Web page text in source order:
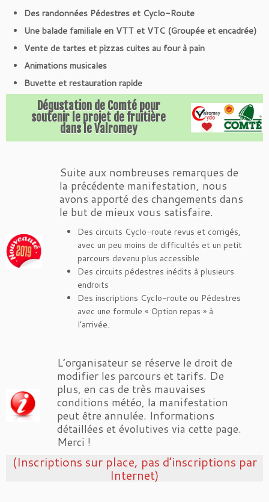
Des randonnées Pédestres et Cyclo-Route
Une balade familiale en VTT et VTC (Groupée et encadrée)
Vente de tartes et pizzas cuites au four à pain
Animations musicales
Buvette et restauration rapide
Dégustation de Comté pour
soutenir le projet de fruitière
dans le Valromey
Suite aux nombreuses remarques de
la précédente manifestation, nous
avons apporté des changements dans
le but de mieux vous satisfaire.
Des circuits Cyclo-route revus et corrigés,
avec un peu moins de difficultés et un petit
parcours devenu plus accessible
Des circuits pédestres inédits à plusieurs
endroits
Des inscriptions Cyclo-route ou Pédestres
avec une formule « Option repas » à
l’arrivée.
L’organisateur se réserve le droit de
modifier les parcours et tarifs. De
plus, en cas de très mauvaises
conditions météo, la manifestation
peut être annulée. Informations
détaillées et évolutives via cette page.
Merci !
(Inscriptions sur place, pas d’inscriptions par
Internet)